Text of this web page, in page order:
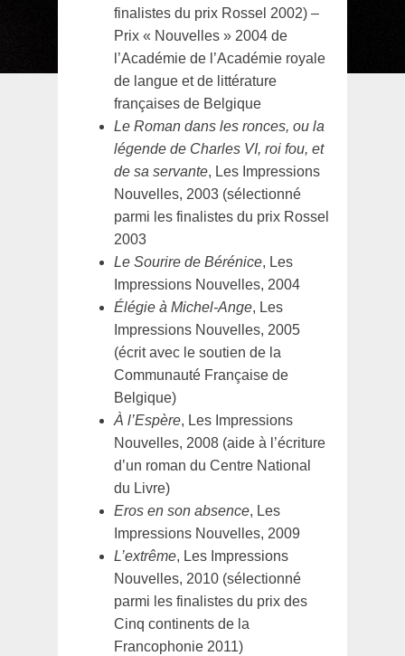
finalistes du prix Rossel 2002) –
Prix « Nouvelles » 2004 de
l’Académie de l’Académie royale
de langue et de littérature
françaises de Belgique
Le Roman dans les ronces, ou la
légende de Charles VI, roi fou, et
de sa servante, Les Impressions
Nouvelles, 2003 (sélectionné
parmi les finalistes du prix Rossel
2003
Le Sourire de Bérénice, Les
Impressions Nouvelles, 2004
Élégie à Michel-Ange, Les
Impressions Nouvelles, 2005
(écrit avec le soutien de la
Communauté Française de
Belgique)
À l’Espère, Les Impressions
Nouvelles, 2008 (aide à l’écriture
d’un roman du Centre National
du Livre)
Eros en son absence, Les
Impressions Nouvelles, 2009
L’extrême, Les Impressions
Nouvelles, 2010 (sélectionné
parmi les finalistes du prix des
Cinq continents de la
Francophonie 2011)